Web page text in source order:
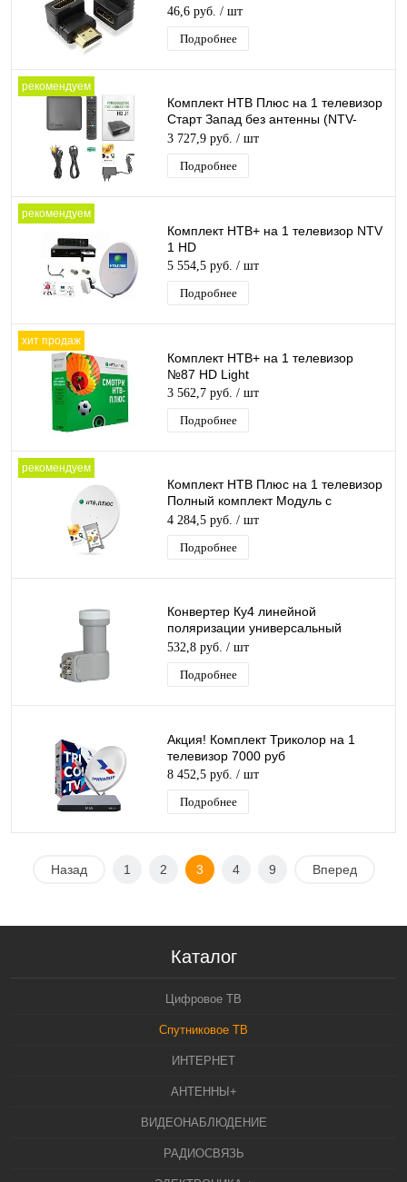
160/20/2000
46,6 руб. / шт
Подробнее
рекомендуем
Комплект НТВ Плюс на 1 телевизор
Старт Запад без антенны (NTV-
PLUS HD J1)
3 727,9 руб. / шт
Подробнее
рекомендуем
Комплект НТВ+ на 1 телевизор NTV
1 HD
5 554,5 руб. / шт
Подробнее
хит продаж
Комплект НТВ+ на 1 телевизор
№87 HD Light
3 562,7 руб. / шт
Подробнее
рекомендуем
Комплект НТВ Плюс на 1 телевизор
Полный комплект Модуль с
антенной Запад
4 284,5 руб. / шт
Подробнее
Конвертер Ку4 линейной
поляризации универсальный
(Eurosky UQP5) (AК54-ХT2E-F) на 4
вых Ку-4
532,8 руб. / шт
Подробнее
Акция! Комплект Триколор на 1
телевизор 7000 руб
8 452,5 руб. / шт
Подробнее
Назад 1 2 3 4 9 Вперед
Каталог
Цифровое ТВ
Спутниковое ТВ
ИНТЕРНЕТ
АНТЕННЫ+
ВИДЕОНАБЛЮДЕНИЕ
РАДИОСВЯЗЬ